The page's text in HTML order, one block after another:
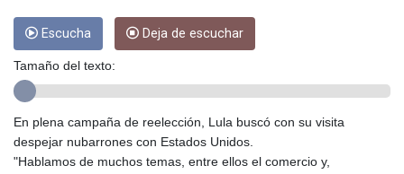
205.196847
DKK 7.475264
DZD
EGP 57.609419
ERN 17.330971
ETB
Escucha Deja de escuchar
Tamaño del texto:
En plena campaña de reelección, Lula buscó con su visita
despejar nubarrones con Estados Unidos.
"Hablamos de muchos temas, entre ellos el comercio y,